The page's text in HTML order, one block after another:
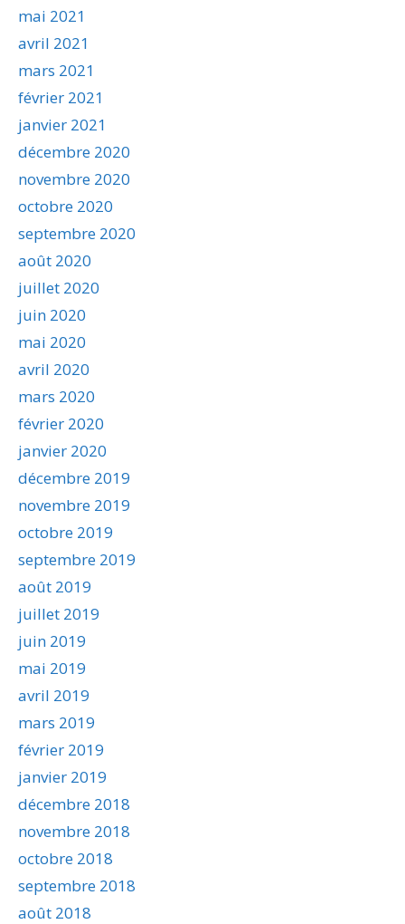
mai 2021
avril 2021
mars 2021
février 2021
janvier 2021
décembre 2020
novembre 2020
octobre 2020
septembre 2020
août 2020
juillet 2020
juin 2020
mai 2020
avril 2020
mars 2020
février 2020
janvier 2020
décembre 2019
novembre 2019
octobre 2019
septembre 2019
août 2019
juillet 2019
juin 2019
mai 2019
avril 2019
mars 2019
février 2019
janvier 2019
décembre 2018
novembre 2018
octobre 2018
septembre 2018
août 2018